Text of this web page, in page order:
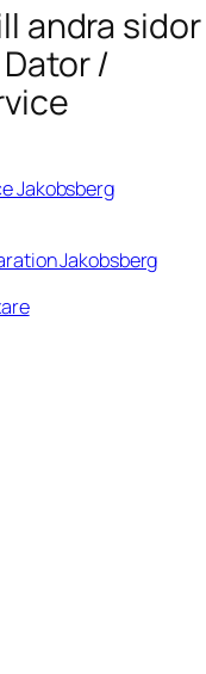
andra
/
Jakobsberg
Jakobsberg